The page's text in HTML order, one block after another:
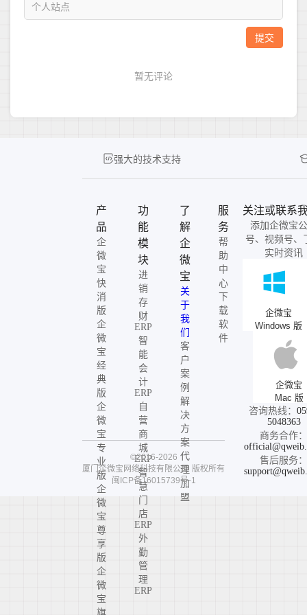
强大的技术支持
产
品
企
微
宝
快
消
版
企
微
宝
经
典
版
企
微
宝
专
业
版
企
微
宝
尊
享
版
企
微
宝
旗
功
能
模
块
进
销
存
财
ERP
智
能
会
计
ERP
自
营
商
城
ERP
智
慧
门
店
ERP
外
勤
管
理
ERP
了
解
企
微
宝
关
于
我
们
客
户
案
例
解
决
方
案
代
理
加
盟
服
务
帮
助
中
心
下
载
软
件
关注或联系
添加企微宝
号、视频号、
实时资讯
企微宝
Windows 版
企微宝
Mac 版
咨询热线：
5048363
商务合作：
售后服务：
©2016-2026
厦门企微宝网络科技有限公司 版权所有
闽ICP备16015739号-1